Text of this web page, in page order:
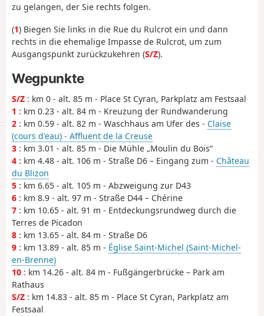
zu gelangen, der Sie rechts folgen.
(1) Biegen Sie links in die Rue du Rulcrot ein und dann
rechts in die ehemalige Impasse de Rulcrot, um zum
Ausgangspunkt zurückzukehren (S/Z).
Wegpunkte
S/Z : km 0 - alt. 85 m - Place St Cyran, Parkplatz am Festsaal
1 : km 0.23 - alt. 84 m - Kreuzung der Rundwanderung
2 : km 0.59 - alt. 82 m - Waschhaus am Ufer des - Claise
(cours d'eau) - Affluent de la Creuse
3 : km 3.01 - alt. 85 m - Die Mühle „Moulin du Bois“
4 : km 4.48 - alt. 106 m - Straße D6 – Eingang zum - Château
du Blizon
5 : km 6.65 - alt. 105 m - Abzweigung zur D43
6 : km 8.9 - alt. 97 m - Straße D44 – Chérine
7 : km 10.65 - alt. 91 m - Entdeckungsrundweg durch die
Terres de Picadon
8 : km 13.65 - alt. 84 m - Straße D6
9 : km 13.89 - alt. 85 m - Église Saint-Michel (Saint-Michel-
en-Brenne)
10 : km 14.26 - alt. 84 m - Fußgängerbrücke – Park am
Rathaus
S/Z : km 14.83 - alt. 85 m - Place St Cyran, Parkplatz am
Festsaal